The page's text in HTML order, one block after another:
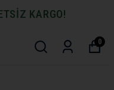
KARGO!
0